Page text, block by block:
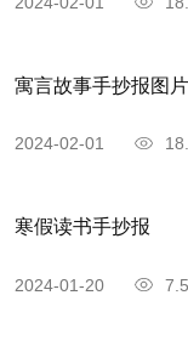
寓言故事手抄报图
2024-02-01
寒假读书手抄报
2024-01-20